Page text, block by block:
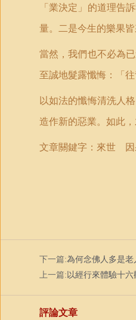
「業決定 」 的道理告
量。二是今生的樂果
當然，我們也不必為
至誠地髮露懺悔：
「
以如法的懺悔清洗人
造作新的惡業。如此
文章關鍵字： 來世
下一篇:為何念佛人多是老
上一篇: 以經行來體驗十六
評論文章